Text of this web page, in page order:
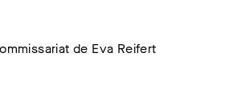
de Eva Reifert